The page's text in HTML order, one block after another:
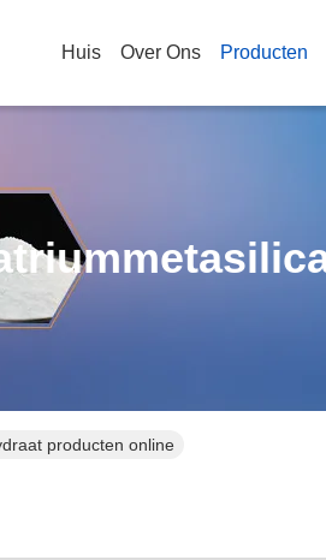
Huis Over Ons Producten
producten online